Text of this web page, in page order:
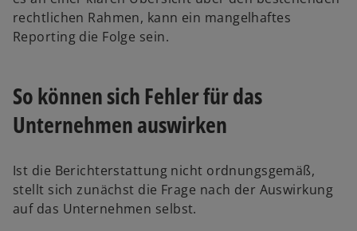
rechtlichen Rahmen, kann ein mangelhaftes
Reporting die Folge sein.
So können sich Fehler für das
Unternehmen auswirken
Ist die Berichterstattung nicht ordnungsgemäß,
stellt sich zunächst die Frage nach der Auswirkung
auf das Unternehmen selbst.